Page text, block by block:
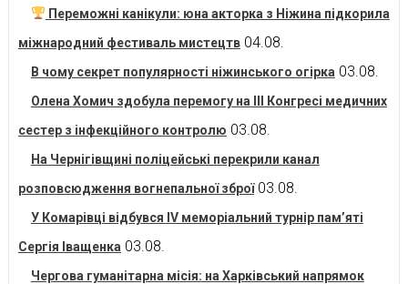
Переможні канікули: юна акторка з Ніжина підкорила
міжнародний фестиваль мистецтв 04.08.
В чому секрет популярності ніжинського огірка 03.08.
Олена Хомич здобула перемогу на ІІІ Конгресі медичних
сестер з інфекційного контролю 03.08.
На Чернігівщині поліцейські перекрили канал
розповсюдження вогнепальної зброї 03.08.
У Комарівці відбувся IV меморіальний турнір пам’яті
Сергія Іващенка 03.08.
Чергова гуманітарна місія: на Харківський напрямок